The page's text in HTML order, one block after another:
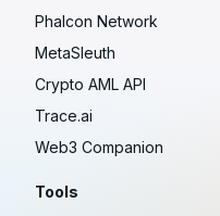
Phalcon Network
MetaSleuth
Crypto AML API
Trace.ai
Web3 Companion
Tools